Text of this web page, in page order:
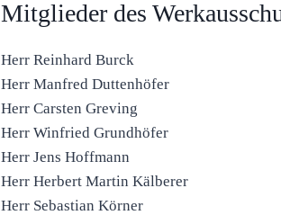
Mitglieder des
Herr Reinhard Burck
Herr Manfred Duttenhöfer
Herr Carsten Greving
Herr Winfried Grundhöfer
Herr Jens Hoffmann
Herr Herbert Martin Kälberer
Herr Sebastian Körner